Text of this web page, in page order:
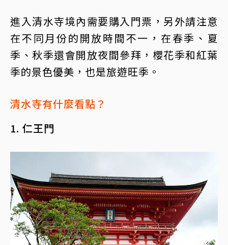
進入清水寺境內需要購入門票，另外請注意
在不同月份的開放時間不一，在春季、夏
季、秋季還會開放夜間參拜，櫻花季和紅葉
季的景色優美，也是旅遊旺季。
清水寺有什麼看點？
1. 仁王門